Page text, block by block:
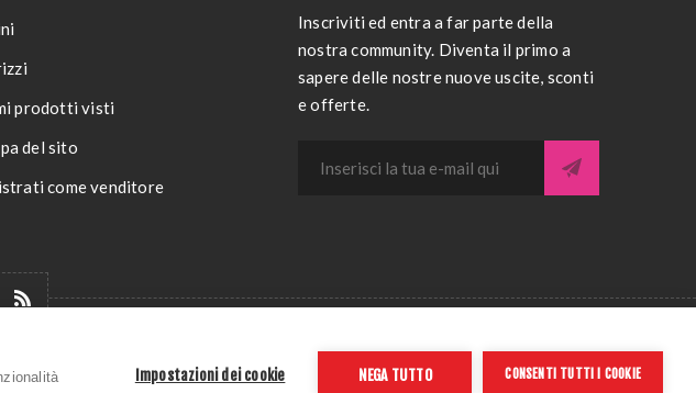
prodotti visti
del sito
come venditore
Inscriviti ed entra a far parte della
nostra community. Diventa il primo a
sapere delle nostre nuove uscite, sconti
e offerte.
riservati P.Iva 01043390259
Impostazioni dei cookie NEGA TUTTO CONSENTI TUTTI I COOKIE